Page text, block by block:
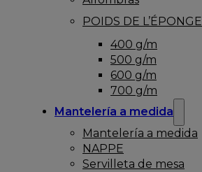
POIDS DE L’ÉPONGE
400 g/m
500 g/m
600 g/m
700 g/m
Mantelería a medida
Mantelería a medida
NAPPE
Servilleta de mesa